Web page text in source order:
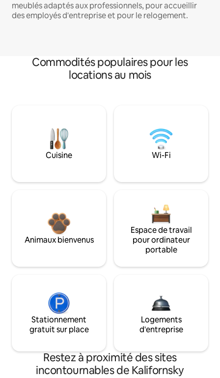
meublés adaptés aux professionnels, pour accueillir
des employés d'entreprise et pour le relogement.
Commodités populaires pour les
locations au mois
Cuisine Wi-Fi
Animaux bienvenus
Espace de travail
pour ordinateur
portable
Stationnement
gratuit sur place
Logements
d'entreprise
Restez à proximité des sites
incontournables de Kalifornsky